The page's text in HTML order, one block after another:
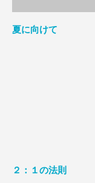
夏に向けて
２：１の法則